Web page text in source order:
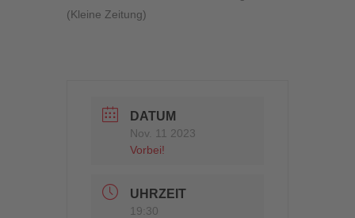
(Kleine Zeitung)
DATUM
Nov. 11 2023
Vorbei!
UHRZEIT
19:30